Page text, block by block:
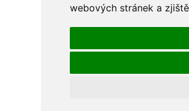
webových stránek a